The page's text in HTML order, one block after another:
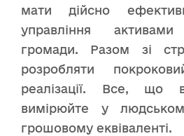
мати дійсно
управління
громади. Разом зі
розробляти
реалізації. Все, що
вимірюйте у
грошовому еквіваленті.